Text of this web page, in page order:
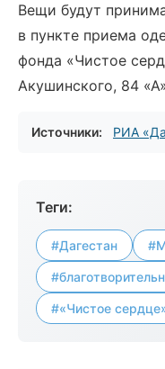
Вещи будут
в пункте приема
фонда «Чистое
Акушинского, 84
Источники: РИА
Теги:
#Дагестан
#«Чистое